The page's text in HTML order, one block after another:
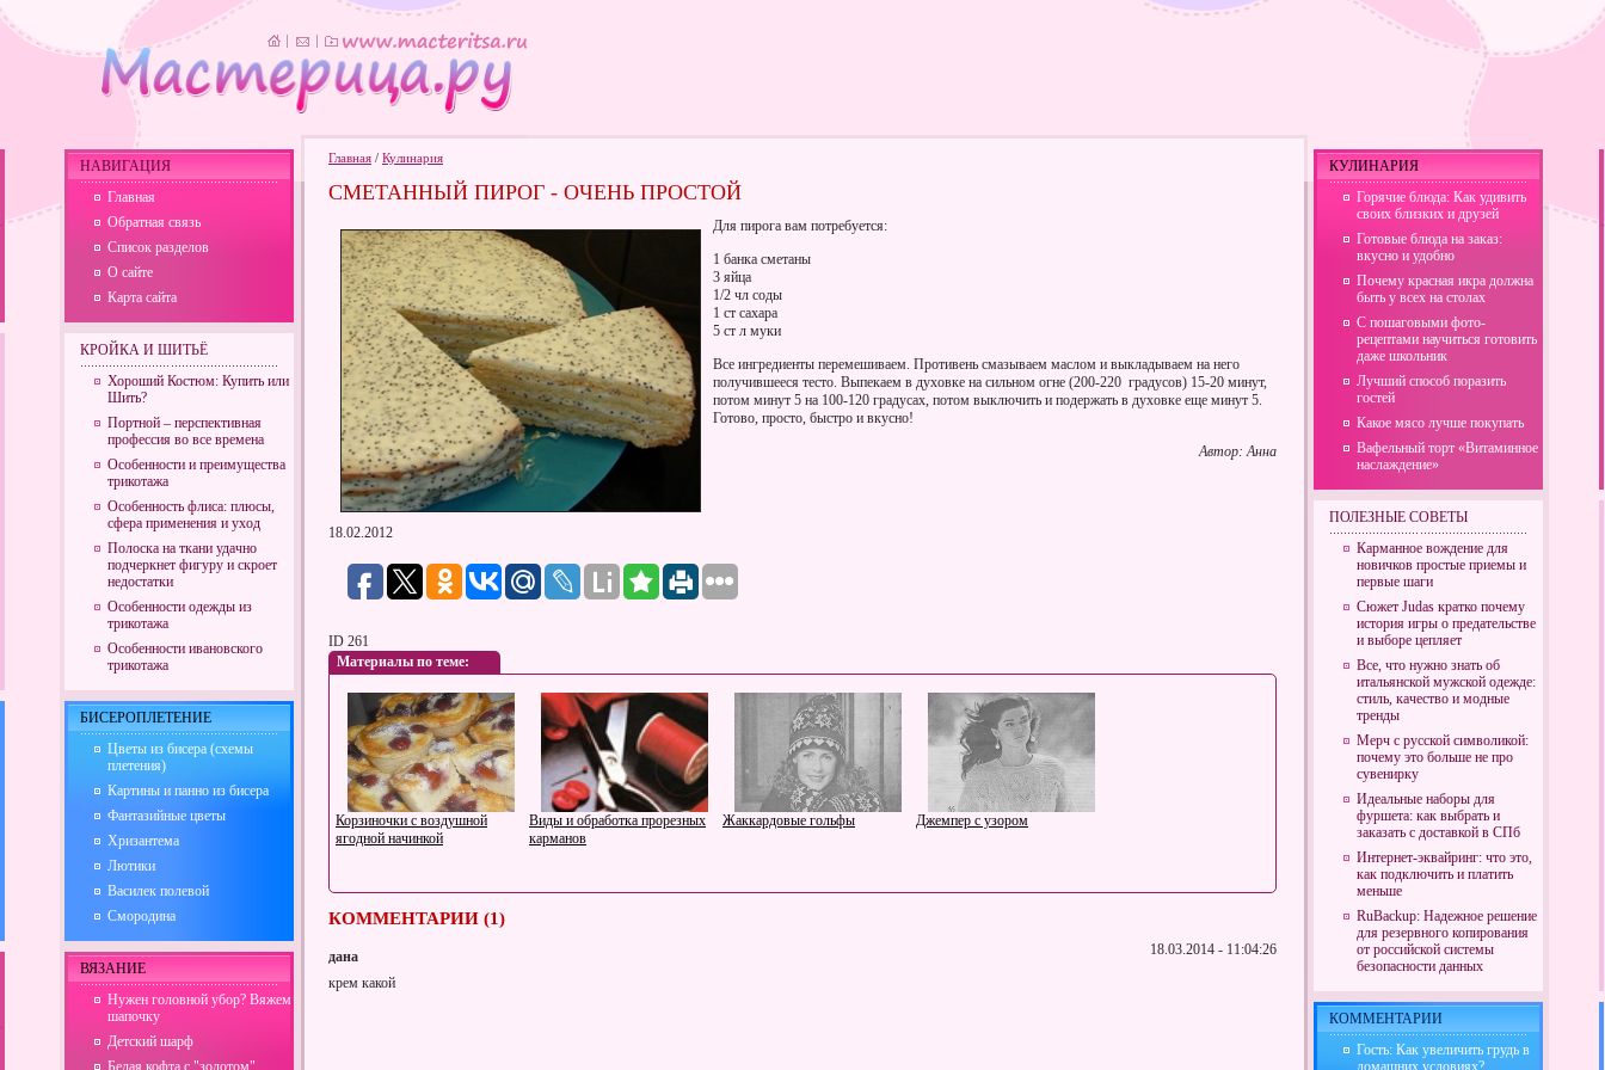
Главная / Кулинария
СМЕТАННЫЙ ПИРОГ - ОЧЕНЬ ПРОСТОЙ
Для пирога вам потребуется:
1 банка сметаны
3 яйца
1/2 чл соды
1 ст сахара
5 ст л муки
Все ингредиенты перемешиваем. Противень смазываем маслом и выкладываем на него
получившееся тесто. Выпекаем в духовке на сильном огне (200-220 градусов) 15-20 минут,
потом минут 5 на 100-120 градусах, потом выключить и подержать в духовке еще минут 5.
Готово, просто, быстро и вкусно!
Автор: Анна
18.02.2012
ID 261
Материалы по теме:
Корзиночки с воздушной
ягодной начинкой
Виды и обработка прорезных
карманов
Жаккардовые гольфы Джемпер с узором
КОММЕНТАРИИ (1)
дана
18.03.2014 - 11:04:26
крем какой
НАВИГАЦИЯ
Главная
Обратная связь
Список разделов
О сайте
Карта сайта
КРОЙКА И ШИТЬЁ
Хороший Костюм: Купить или
Шить?
Портной – перспективная
профессия во все времена
Особенности и преимущества
трикотажа
Особенность флиса: плюсы,
сфера применения и уход
Полоска на ткани удачно
подчеркнет фигуру и скроет
недостатки
Особенности одежды из
трикотажа
Особенности ивановского
трикотажа
БИСЕРОПЛЕТЕНИЕ
Цветы из бисера (схемы
плетения)
Картины и панно из бисера
Фантазийные цветы
Хризантема
Лютики
Василек полевой
Смородина
ВЯЗАНИЕ
Нужен головной убор? Вяжем
шапочку
Детский шарф
Белая кофта с "золотом"
КУЛИНАРИЯ
Горячие блюда: Как удивить
своих близких и друзей
Готовые блюда на заказ:
вкусно и удобно
Почему красная икра должна
быть у всех на столах
С пошаговыми фото-
рецептами научиться готовить
даже школьник
Лучший способ поразить
гостей
Какое мясо лучше покупать
Вафельный торт «Витаминное
наслаждение»
ПОЛЕЗНЫЕ СОВЕТЫ
Карманное вождение для
новичков простые приемы и
первые шаги
Сюжет Judas кратко почему
история игры о предательстве
и выборе цепляет
Все, что нужно знать об
итальянской мужской одежде:
стиль, качество и модные
тренды
Мерч с русской символикой:
почему это больше не про
сувенирку
Идеальные наборы для
фуршета: как выбрать и
заказать с доставкой в СПб
Интернет-эквайринг: что это,
как подключить и платить
меньше
RuBackup: Надежное решение
для резервного копирования
от российской системы
безопасности данных
КОММЕНТАРИИ
Гость: Как увеличить грудь в
домашних условиях?